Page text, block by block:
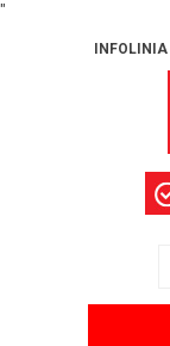
"
INFOLINIA